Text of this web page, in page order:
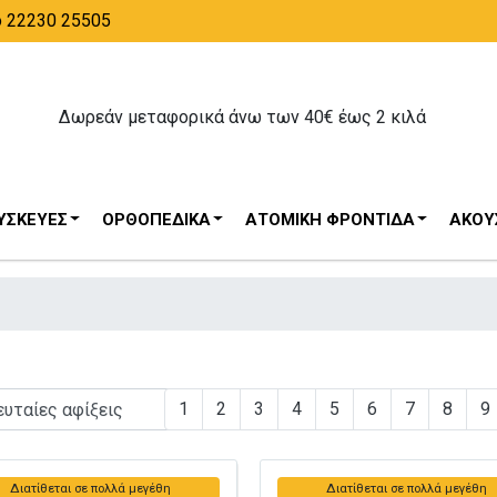
22230 25505
Δωρεάν μεταφορικά άνω των 40€ έως 2 κιλά
ΟΡΘΟΠΕΔΙΚΆ ΑΤΟΜΙΚΉ ΦΡΟΝΤΊΔΑ
1 2 3 4 5 6 7 8 9
Διατίθεται σε πολλά μεγέθη Διατίθεται σε πολλά μεγέθη